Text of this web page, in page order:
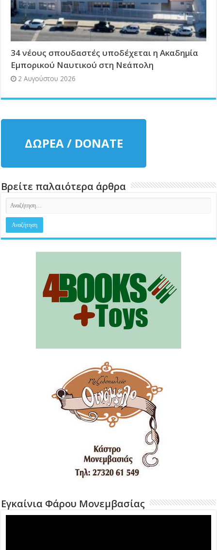
34 νέους σπουδαστές υποδέχεται η Ακαδημία
Εμπορικού Ναυτικού στη Νεάπολη
2 Αυγούστου 2026
ΔΩΡΕΑ / DONATE
Βρείτε παλαιότερα άρθρα
Εγκαίνια Φάρου Μονεμβασίας